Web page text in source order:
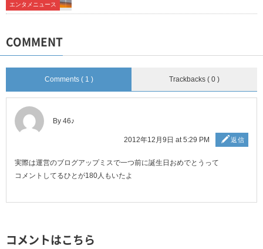
エンタメニュース
COMMENT
Comments ( 1 ) Trackbacks ( 0 )
By 46♪
2012年12月9日 at 5:29 PM 返信
実際は運営のブログアップミスで一つ前に誕生日おめでとうって
コメントしてるひとが180人もいたよ
コメントはこちら